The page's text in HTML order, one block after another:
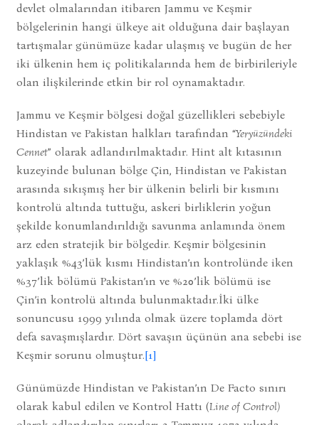
devlet olmalarından itibaren Jammu ve Keşmir
bölgelerinin hangi ülkeye ait olduğuna dair başlayan
tartışmalar günümüze kadar ulaşmış ve bugün de her
iki ülkenin hem iç politikalarında hem de birbirileriyle
olan ilişkilerinde etkin bir rol oynamaktadır.
Jammu ve Keşmir bölgesi doğal güzellikleri sebebiyle
Hindistan ve Pakistan halkları tarafından “Yeryüzündeki
Cennet” olarak adlandırılmaktadır. Hint alt kıtasının
kuzeyinde bulunan bölge Çin, Hindistan ve Pakistan
arasında sıkışmış her bir ülkenin belirli bir kısmını
kontrolü altında tuttuğu, askeri birliklerin yoğun
şekilde konumlandırıldığı savunma anlamında önem
arz eden stratejik bir bölgedir. Keşmir bölgesinin
yaklaşık %43’lük kısmı Hindistan’ın kontrolünde iken
%37’lik bölümü Pakistan’ın ve %20’lik bölümü ise
Çin’in kontrolü altında bulunmaktadır.İki ülke
sonuncusu 1999 yılında olmak üzere toplamda dört
defa savaşmışlardır. Dört savaşın üçünün ana sebebi ise
Keşmir sorunu olmuştur.[1]
Günümüzde Hindistan ve Pakistan’ın De Facto sınırı
olarak kabul edilen ve Kontrol Hattı (Line of Control)